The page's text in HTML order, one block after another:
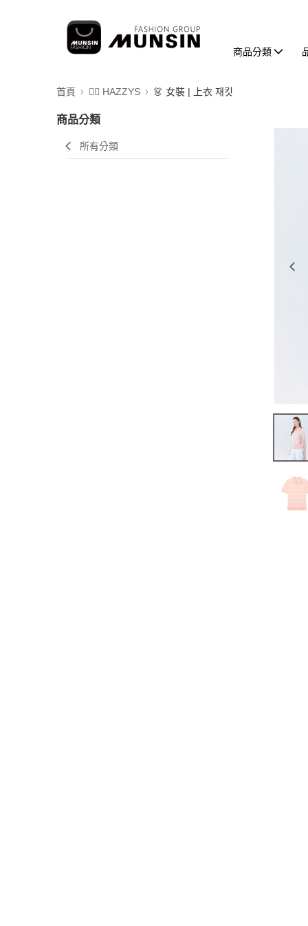
商品分類
首頁 🐕‍🦺 HAZZYS 👗 女裝 | 上衣 재킷
商品分類
所有分類